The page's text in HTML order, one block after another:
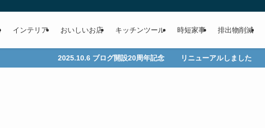
インテリア おいしいお店 キッチンツール 時短家事 排出物削減
2025.10.6 ブログ開設20周年記念 リニューアルしました